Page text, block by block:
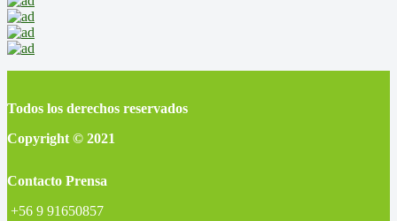
Todos los derechos reservados
Copyright © 2021
Contacto Prensa
+56 9 91650857